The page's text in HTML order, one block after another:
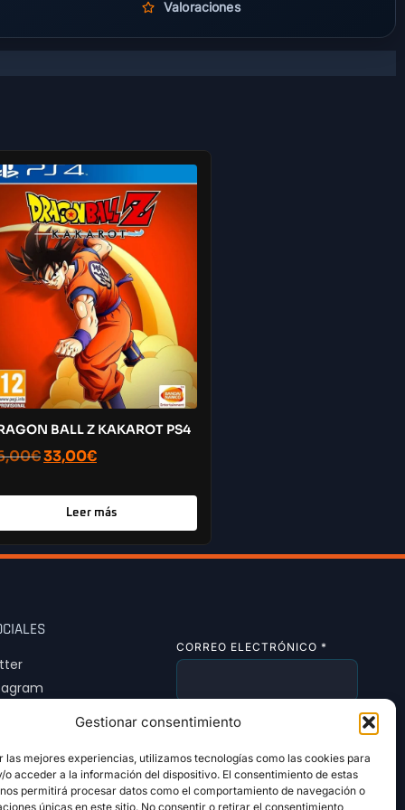
Gestionar consentimiento
las mejores experiencias, utilizamos tecnologías como las cookies para
o acceder a la información del dispositivo. El consentimiento de estas
permitirá procesar datos como el comportamiento de navegación o
únicas en este sitio. No consentir o retirar el consentimiento,
Valoraciones
BALL Z KAKAROT PS4
€33,00€
Leer más
CORREO ELECTRÓNICO*
SUSCRIBIRSE